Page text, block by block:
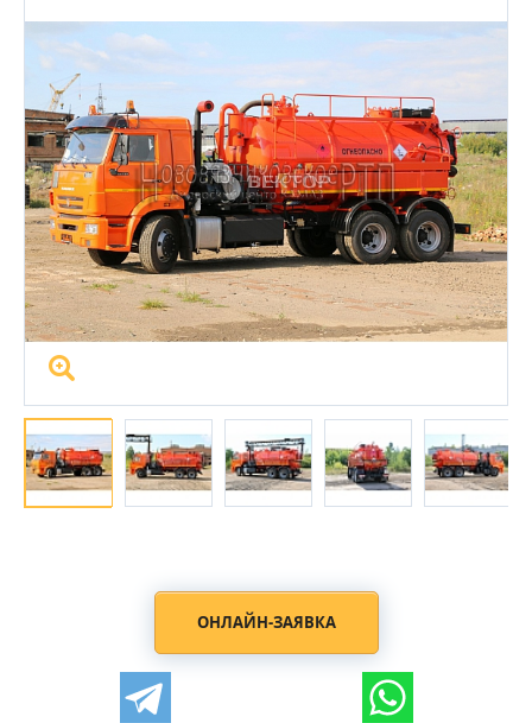
РЕМОНТ ДВИГАТЕЛЕЙ КАМАЗ
ФИНАНСОВЫЙ СЕРВИС
ФОТОГАЛЕРЕЯ
КОНТАКТНАЯ ИНФОРМАЦИЯ
ОНЛАЙН-ЗАЯВКА